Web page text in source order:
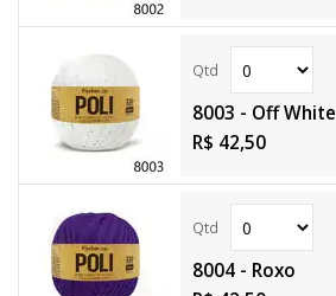
8003 - Off White
R$ 42,50
8004 - Roxo